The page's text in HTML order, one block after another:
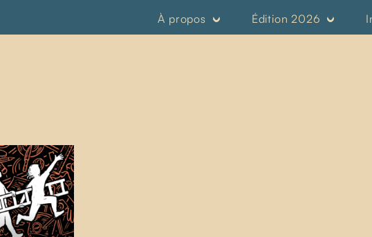
À propos Édition 2026